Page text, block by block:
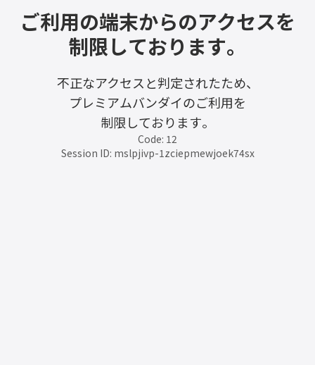
ご利用の端末からのアクセスを
制限しております。
不正なアクセスと判定されたため、
プレミアムバンダイのご利用を
制限しております。
Code: 12
Session ID: mslpjivp-1zciepmewjoek74sx